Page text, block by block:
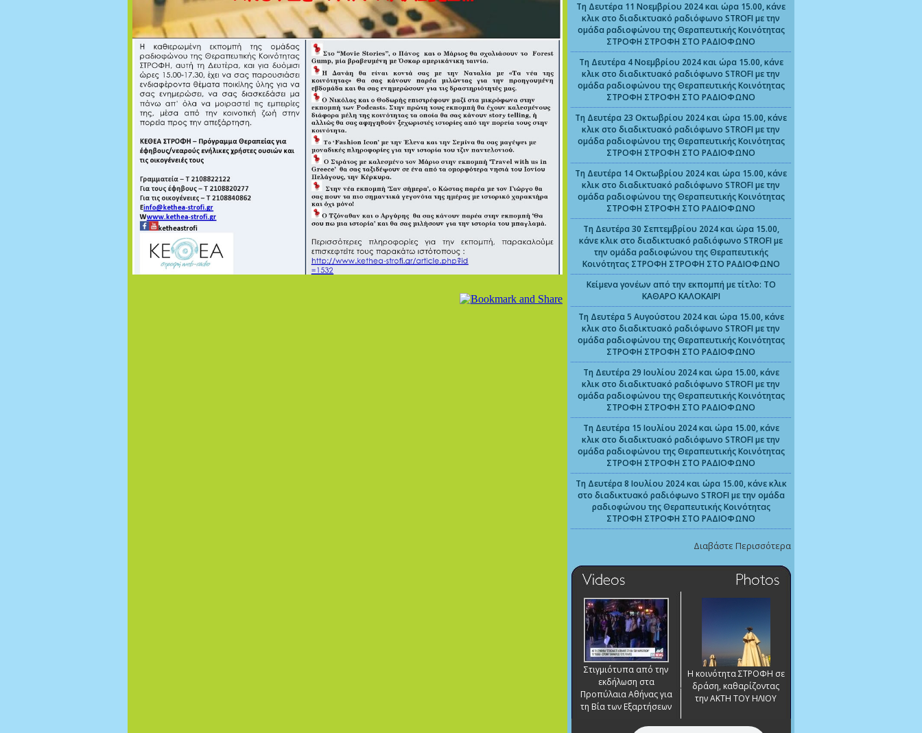
Τη Δευτέρα 11 Νοεμβρίου 2024 και ώρα 15.00, κάνε
κλικ στο διαδικτυακό ραδιόφωνο STROFI με την
ομάδα ραδιοφώνου της Θεραπευτικής Κοινότητας
ΣΤΡΟΦΗ ΣΤΡΟΦΗ ΣΤΟ ΡΑΔΙΟΦΩΝΟ
Τη Δευτέρα 4 Νοεμβρίου 2024 και ώρα 15.00, κάνε
κλικ στο διαδικτυακό ραδιόφωνο STROFI με την
ομάδα ραδιοφώνου της Θεραπευτικής Κοινότητας
ΣΤΡΟΦΗ ΣΤΡΟΦΗ ΣΤΟ ΡΑΔΙΟΦΩΝΟ
Τη Δευτέρα 23 Οκτωβρίου 2024 και ώρα 15.00, κάνε
κλικ στο διαδικτυακό ραδιόφωνο STROFI με την
ομάδα ραδιοφώνου της Θεραπευτικής Κοινότητας
ΣΤΡΟΦΗ ΣΤΡΟΦΗ ΣΤΟ ΡΑΔΙΟΦΩΝΟ
Τη Δευτέρα 14 Οκτωβρίου 2024 και ώρα 15.00, κάνε
κλικ στο διαδικτυακό ραδιόφωνο STROFI με την
ομάδα ραδιοφώνου της Θεραπευτικής Κοινότητας
ΣΤΡΟΦΗ ΣΤΡΟΦΗ ΣΤΟ ΡΑΔΙΟΦΩΝΟ
Τη Δευτέρα 30 Σεπτεμβρίου 2024 και ώρα 15.00,
κάνε κλικ στο διαδικτυακό ραδιόφωνο STROFI με
την ομάδα ραδιοφώνου της Θεραπευτικής
Κοινότητας ΣΤΡΟΦΗ ΣΤΡΟΦΗ ΣΤΟ ΡΑΔΙΟΦΩΝΟ
Κείμενα γονέων από την εκπομπή με τίτλο: ΤΟ
ΚΑΘΑΡΟ ΚΑΛΟΚΑΙΡΙ
Τη Δευτέρα 5 Αυγούστου 2024 και ώρα 15.00, κάνε
κλικ στο διαδικτυακό ραδιόφωνο STROFI με την
ομάδα ραδιοφώνου της Θεραπευτικής Κοινότητας
ΣΤΡΟΦΗ ΣΤΡΟΦΗ ΣΤΟ ΡΑΔΙΟΦΩΝΟ
Τη Δευτέρα 29 Ιουλίου 2024 και ώρα 15.00, κάνε
κλικ στο διαδικτυακό ραδιόφωνο STROFI με την
ομάδα ραδιοφώνου της Θεραπευτικής Κοινότητας
ΣΤΡΟΦΗ ΣΤΡΟΦΗ ΣΤΟ ΡΑΔΙΟΦΩΝΟ
Τη Δευτέρα 15 Ιουλίου 2024 και ώρα 15.00, κάνε
κλικ στο διαδικτυακό ραδιόφωνο STROFI με την
ομάδα ραδιοφώνου της Θεραπευτικής Κοινότητας
ΣΤΡΟΦΗ ΣΤΡΟΦΗ ΣΤΟ ΡΑΔΙΟΦΩΝΟ
Τη Δευτέρα 8 Ιουλίου 2024 και ώρα 15.00, κάνε κλικ
στο διαδικτυακό ραδιόφωνο STROFI με την ομάδα
ραδιοφώνου της Θεραπευτικής Κοινότητας
ΣΤΡΟΦΗ ΣΤΡΟΦΗ ΣΤΟ ΡΑΔΙΟΦΩΝΟ
Διαβάστε Περισσότερα
Στιγμιότυπα από την
εκδήλωση στα
Προπύλαια Αθήνας για
τη Βία των Εξαρτήσεων
Η κοινότητα ΣΤΡΟΦΗ σε
δράση, καθαρίζοντας
την ΑΚΤΗ ΤΟΥ ΗΛΙΟΥ